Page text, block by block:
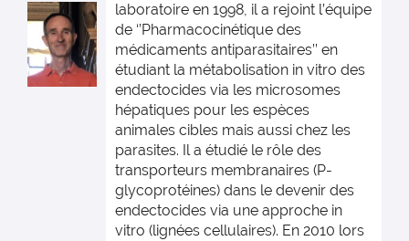
laboratoire en 1998, il a rejoint l’équipe
de ‘’Pharmacocinétique des
médicaments antiparasitaires’’ en
étudiant la métabolisation in vitro des
endectocides via les microsomes
hépatiques pour les espèces
animales cibles mais aussi chez les
parasites. Il a étudié le rôle des
transporteurs membranaires (P-
glycoprotéines) dans le devenir des
endectocides via une approche in
vitro (lignées cellulaires). En 2010 lors